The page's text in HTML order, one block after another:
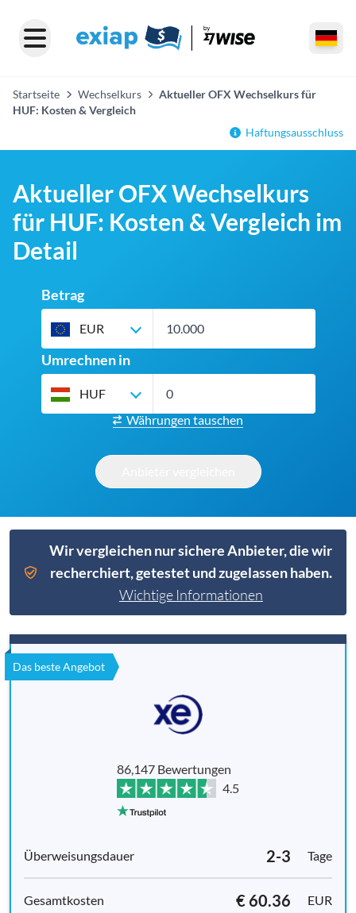
Startseite Wechselkurs
Aktueller OFX Wechselkurs für
HUF: Kosten & Vergleich
Haftungsausschluss
Aktueller OFX Wechselkurs
für HUF: Kosten & Vergleich im
Detail
Betrag
EUR
Umrechnen in
HUF
Währungen tauschen
Wir vergleichen nur sichere Anbieter, die wir
recherchiert, getestet und zugelassen haben.
Wichtige Informationen
Das beste Angebot
86,147 Bewertungen
4.5
2-3 Tage
€ 60.36
EUR